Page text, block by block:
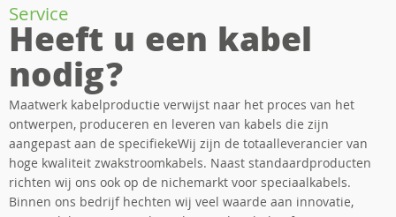
Service
Heeft u een kabel
nodig?
Maatwerk kabelproductie verwijst naar het proces van het
ontwerpen, produceren en leveren van kabels die zijn
aangepast aan de specifiekeWij zijn de totaalleverancier van
hoge kwaliteit zwakstroomkabels. Naast standaardproducten
richten wij ons ook op de nichemarkt voor speciaalkabels.
Binnen ons bedrijf hechten wij veel waarde aan innovatie,